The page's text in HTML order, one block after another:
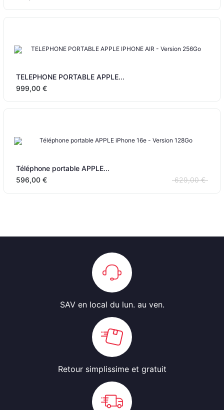
TELEPHONE PORTABLE APPLE...
999,00 €
Téléphone portable APPLE...
596,00 €
629,00 €
SAV en local du lun. au ven.
Retour simplissime et gratuit